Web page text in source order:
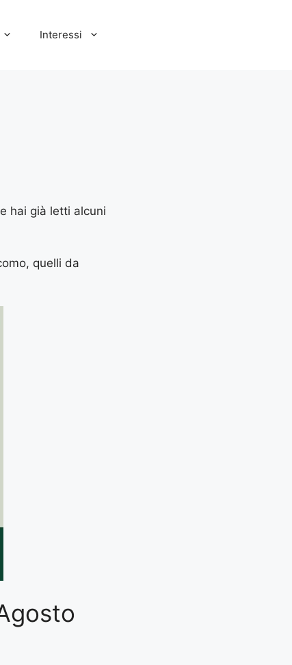
Interessi
hai già letti alcuni
quelli da